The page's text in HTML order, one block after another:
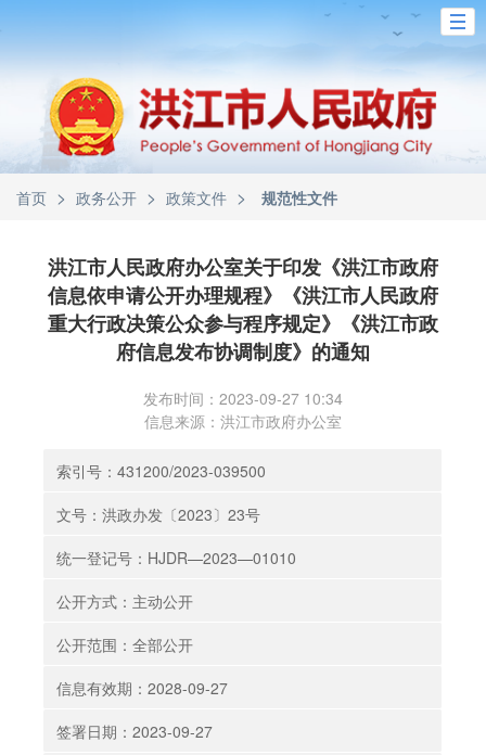
首页 > 政务公开 > 政策文件 > 规范性文件
洪江市人民政府办公室关于印发《洪江市政府
信息依申请公开办理规程》《洪江市人民政府
重大行政决策公众参与程序规定》《洪江市政
府信息发布协调制度》的通知
发布时间：2023-09-27 10:34
信息来源：洪江市政府办公室
索引号：431200/2023-039500
文号：洪政办发〔2023〕23号
统一登记号：HJDR—2023—01010
公开方式：主动公开
公开范围：全部公开
信息有效期：2028-09-27
签署日期：2023-09-27